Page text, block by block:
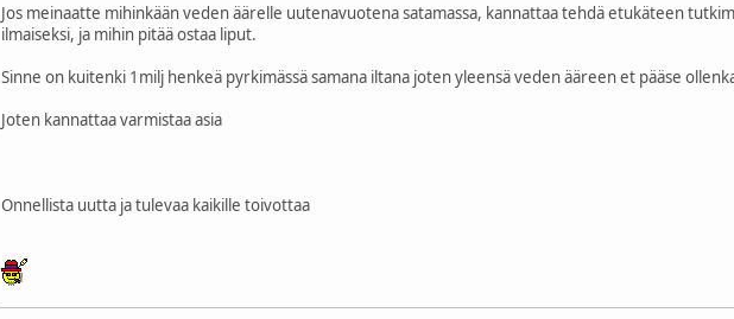
Jos meinaatte mihinkään veden äärelle uutenavuotena satamassa, kannattaa tehdä etukäteen
ilmaiseksi, ja mihin pitää ostaa liput.
Sinne on kuitenki 1milj henkeä pyrkimässä samana iltana joten yleensä veden ääreen et pääse
Joten kannattaa varmistaa asia
Onnellista uutta ja tulevaa kaikille toivottaa